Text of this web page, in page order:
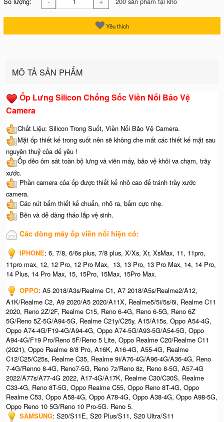
Yêu thích
MÔ TẢ SẢN PHẨM
Ốp Lưng Silicon Chống Sốc Viền Nổi Bảo Vệ
Camera
Chất Liệu: Silicon Trong Suốt, Viền Nổi Bảo Vệ Camera.
Mặt ốp thiết kế trong suốt nên sẽ không che mất các thiết kế mặt sau
nguyên thuỷ của dế yêu !
Ốp dẻo ôm sát toàn bộ lưng và viền máy, bảo vệ khỏi va chạm, trầy
xước.
Phần camera của ốp được thiết kế nhô cao để tránh trầy xước
camera.
Các nút bấm thiết kế chuẩn, nhô ra, bấm cực nhẹ.
Bền và dễ dàng tháo lắp vệ sinh.
Các dòng máy ốp viền nổi hiện có:
IPHONE: 6, 7/8, 6/6s plus, 7/8 plus, X/Xs, Xr, XsMax, 11, 11pro,
11pro max, 12, 12 Pro, 12 Pro Max, 13, 13 Pro, 13 Pro Max, 14, 14 Pro,
14 Plus, 14 Pro Max, 15, 15Pro, 15Max, 15Pro Max.
OPPO: A5 2018/A3s/Realme C1, A7 2018/A5s/Realme2/A12,
A1K/Realme C2, A9 2020/A5 2020/A11X, Realme5/5i/5s/6i, Realme C11
2020, Reno 2Z/2F, Realme C15, Reno 6-4G, Reno 6-5G, Reno 6Z
5G/Reno 5Z-5G/A94-5G, Realme C21y/C25y, A15/A15s, Oppo A54-4G,
Oppo A74-4G/F19-4G/A94-4G, Oppo A74-5G/A93-5G/A54-5G, Oppo
A94-4G/F19 Pro/Reno 5F/Reno 5 Lite, Oppo Realme C20/Realme C11
(2021), Oppo Realme 8/8 Pro, A16K, A16-4G, A55-4G, Realme
C12/C25/C25s, Realme C35, Realme 9i/A76-4G/A96-4G/A36-4G, Reno
7-4G/Renno 8-4G, Reno7-5G, Reno 7z/Reno 8z, Reno 8-5G, A57-4G
2022/A77s/A77-4G 2022, A17-4G/A17K, Realme C30/C30S, Realme
C33-4G, Reno 8T-5G, Oppo Realme C55, Oppo Reno 8T-4G, Oppo
Realme C53, Oppo A58-4G, Oppo A78-4G, Oppo A38-4G, Oppo A98-5G,
Oppo Reno 10 5G/Reno 10 Pro-5G. Reno 5.
SAMSUNG: S20/S11E, S20 Plus/S11, S20 Ultra/S11